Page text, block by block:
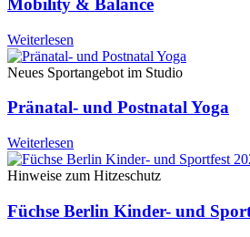
Mobility & Balance
Weiterlesen
Neues Sportangebot im Studio
Pränatal- und Postnatal Yoga
Weiterlesen
Hinweise zum Hitzeschutz
Füchse Berlin Kinder- und